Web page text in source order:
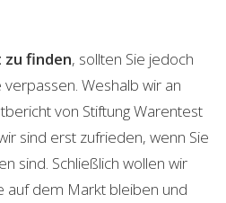
finden, sollten Sie jedoch
Weshalb wir an
von Stiftung Warentest
sind erst zufrieden, wenn Sie
sind. Schließlich wollen wir
auf dem Markt bleiben und